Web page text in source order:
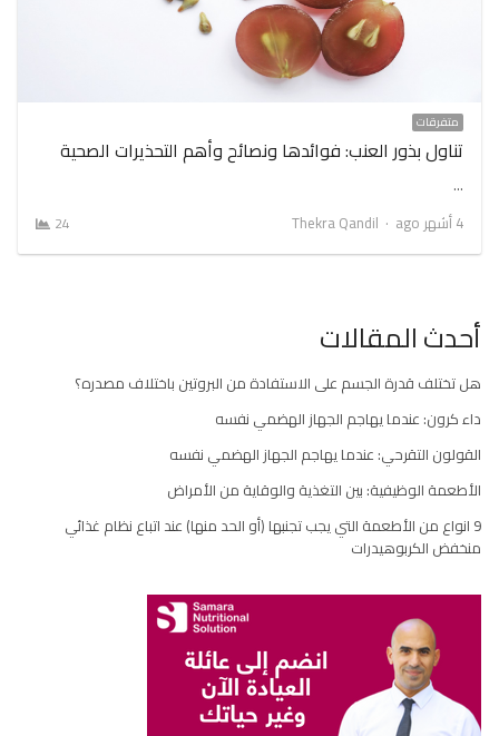
متفرقات
تناول بذور العنب: فوائدها ونصائح وأهم التحذيرات الصحية
…
4 أشهر ago
Author
Thekra Qandil
24
أحدث المقالات
هل تختلف قدرة الجسم على الاستفادة من البروتين باختلاف مصدره؟
داء كرون: عندما يهاجم الجهاز الهضمي نفسه
القولون التقرحي: عندما يهاجم الجهاز الهضمي نفسه
الأطعمة الوظيفية: بين التغذية والوقاية من الأمراض
9 انواع من الأطعمة التي يجب تجنبها (أو الحد منها) عند اتباع نظام غذائي
منخفض الكربوهيدرات